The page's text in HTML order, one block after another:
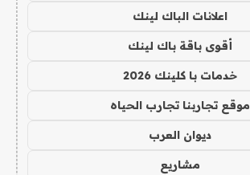
اعلانات الباك لينك
أقوى باقة باك لينك
خدمات با كلينك 2026
موقع تجاربنا تجارب الحياه
ديوان العرب
مشاريع